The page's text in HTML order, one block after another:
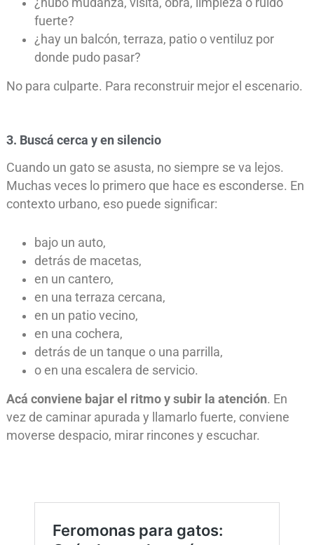
¿hubo mudanza, visita, obra, limpieza o ruido
fuerte?
¿hay un balcón, terraza, patio o ventiluz por
donde pudo pasar?
No para culparte. Para reconstruir mejor el escenario.
3. Buscá cerca y en silencio
Cuando un gato se asusta, no siempre se va lejos.
Muchas veces lo primero que hace es esconderse. En
contexto urbano, eso puede significar:
bajo un auto,
detrás de macetas,
en un cantero,
en una terraza cercana,
en un patio vecino,
en una cochera,
detrás de un tanque o una parrilla,
o en una escalera de servicio.
Acá conviene bajar el ritmo y subir la atención. En
vez de caminar apurada y llamarlo fuerte, conviene
moverse despacio, mirar rincones y escuchar.